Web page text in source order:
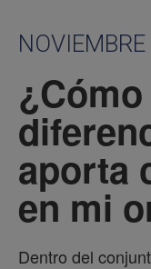
aporta
en mi
Dentro del